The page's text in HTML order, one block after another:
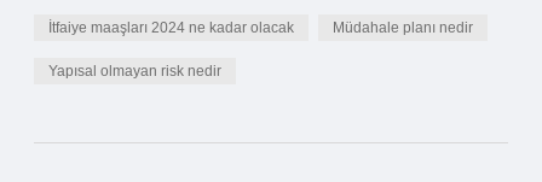
İtfaiye maaşları 2024 ne kadar olacak Müdahale planı nedir
Yapısal olmayan risk nedir